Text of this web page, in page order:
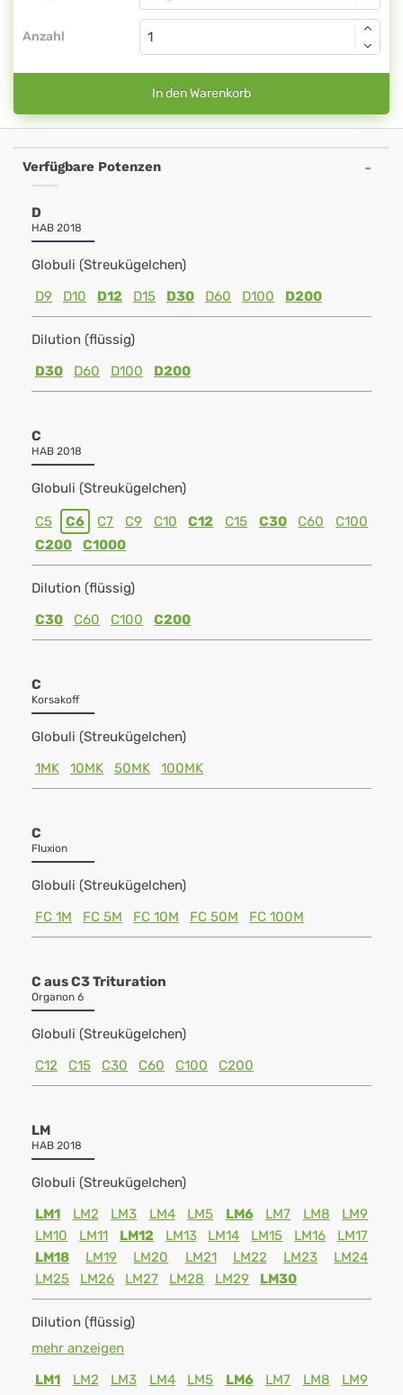
Anzahl
In den Warenkorb
Verfügbare Potenzen
D
HAB 2018
Globuli (Streukügelchen)
D9
D10 D12 D15 D30 D60 D100 D200
Dilution (flüssig)
D30
D60 D100 D200
C
HAB 2018
Globuli (Streukügelchen)
C5 C6 C7 C9 C10 C12 C15 C30 C60
C100
C200
C1000
Dilution (flüssig)
C30
C60 C100 C200
C
Korsakoff
Globuli (Streukügelchen)
1MK
10MK 50MK 100MK
C
Fluxion
Globuli (Streukügelchen)
FC 1M
FC 5M FC 10M FC 50M FC 100M
C aus C3 Trituration
Organon 6
Globuli (Streukügelchen)
C12
C15 C30 C60 C100 C200
LM
HAB 2018
Globuli (Streukügelchen)
LM1
LM2 LM3 LM4 LM5 LM6 LM7 LM8
LM9
LM10
LM11 LM12 LM13 LM14 LM15 LM16
LM17
LM18
LM19 LM20 LM21 LM22 LM23
LM24
LM25
LM26 LM27 LM28 LM29 LM30
Dilution (flüssig)
mehr anzeigen
LM1
LM2 LM3 LM4 LM5 LM6 LM7 LM8
LM9